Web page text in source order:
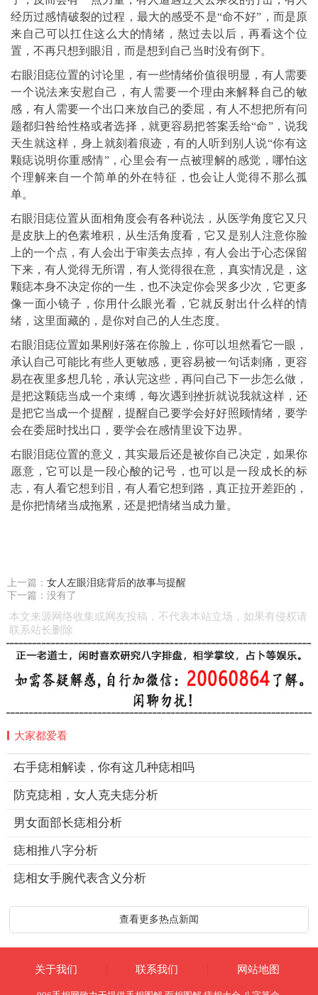
经历过感情破裂的过程，最大的感受不是“命不好”，而是原
来自己可以扛住这么大的情绪，熬过去以后，再看这个位
置，不再只想到眼泪，而是想到自己当时没有倒下。
右眼泪痣位置的讨论里，有一些情绪价值很明显，有人需要
一个说法来安慰自己，有人需要一个理由来解释自己的敏
感，有人需要一个出口来放自己的委屈，有人不想把所有问
题都归咎给性格或者选择，就更容易把答案丢给“命”，说我
天生就这样，身上就刻着痕迹，有的人听到别人说“你有这
颗痣说明你重感情”，心里会有一点被理解的感觉，哪怕这
个理解来自一个简单的外在特征，也会让人觉得不那么孤
单。
右眼泪痣位置从面相角度会有各种说法，从医学角度它又只
是皮肤上的色素堆积，从生活角度看，它又是别人注意你脸
上的一个点，有人会出于审美去点掉，有人会出于心态保留
下来，有人觉得无所谓，有人觉得很在意，真实情况是，这
颗痣本身不决定你的一生，也不决定你会哭多少次，它更多
像一面小镜子，你用什么眼光看，它就反射出什么样的情
绪，这里面藏的，是你对自己的人生态度。
右眼泪痣位置如果刚好落在你脸上，你可以坦然看它一眼，
承认自己可能比有些人更敏感，更容易被一句话刺痛，更容
易在夜里多想几轮，承认完这些，再问自己下一步怎么做，
是把这颗痣当成一个束缚，每次遇到挫折就说我就这样，还
是把它当成一个提醒，提醒自己要学会好好照顾情绪，要学
会在委屈时找出口，要学会在感情里设下边界。
右眼泪痣位置的意义，其实最后还是被你自己决定，如果你
愿意，它可以是一段心酸的记号，也可以是一段成长的标
志，有人看它想到泪，有人看它想到路，真正拉开差距的，
是你把情绪当成拖累，还是把情绪当成力量。
上一篇： 女人左眼泪痣背后的故事与提醒
下一篇：没有了
本文来源网络收集或网友投稿，不代表本站立场，如果有侵权请
联系站长删除
大家都爱看
右手痣相解读，你有这几种痣相吗
防克痣相，女人克夫痣分析
男女面部长痣相分析
痣相推八字分析
痣相女手腕代表含义分析
查看更多热点新闻
关于我们 联系我们 网站地图